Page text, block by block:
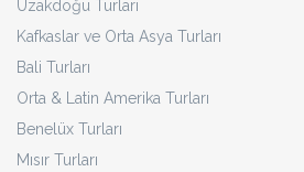
Uzakdoğu Turları
Kafkaslar ve Orta Asya Turları
Bali Turları
Orta & Latin Amerika Turları
Benelüx Turları
Mısır Turları